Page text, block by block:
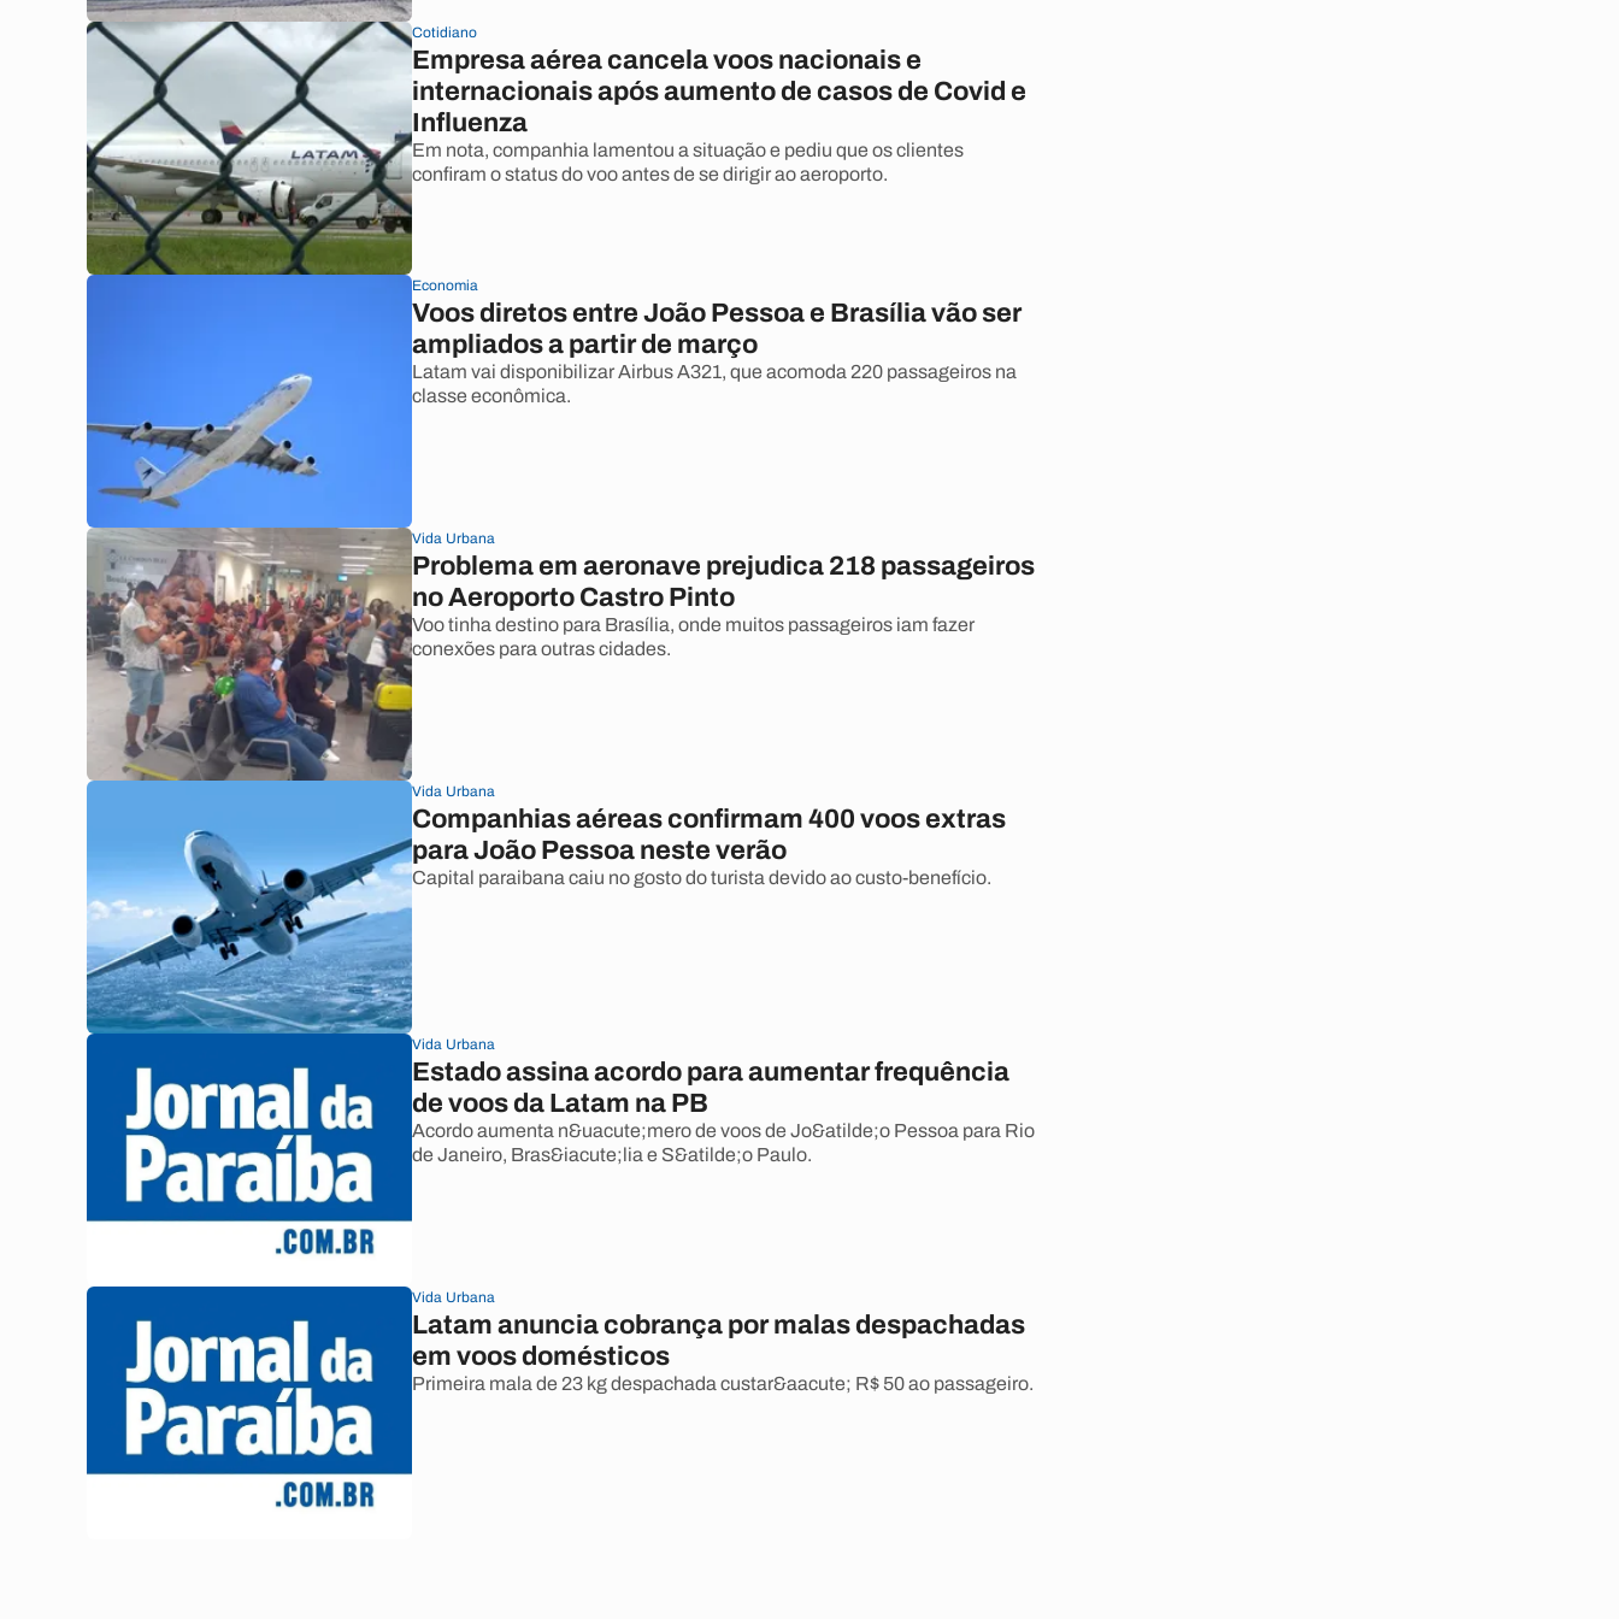
Cotidiano
Empresa aérea cancela voos nacionais e
internacionais após aumento de casos de Covid e
Influenza
Em nota, companhia lamentou a situação e pediu que os clientes
confiram o status do voo antes de se dirigir ao aeroporto.
Economia
Voos diretos entre João Pessoa e Brasília vão ser
ampliados a partir de março
Latam vai disponibilizar Airbus A321, que acomoda 220 passageiros na
classe econômica.
Vida Urbana
Problema em aeronave prejudica 218 passageiros
no Aeroporto Castro Pinto
Voo tinha destino para Brasília, onde muitos passageiros iam fazer
conexões para outras cidades.
Vida Urbana
Companhias aéreas confirmam 400 voos extras
para João Pessoa neste verão
Capital paraibana caiu no gosto do turista devido ao custo-benefício.
Vida Urbana
Estado assina acordo para aumentar frequência
de voos da Latam na PB
Acordo aumenta n&uacute;mero de voos de Jo&atilde;o Pessoa para Rio
de Janeiro, Bras&iacute;lia e S&atilde;o Paulo.
Vida Urbana
Latam anuncia cobrança por malas despachadas
em voos domésticos
Primeira mala de 23 kg despachada custar&aacute; R$ 50 ao passageiro.